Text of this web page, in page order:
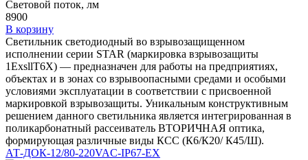
Световой поток, лм
8900
В корзину
Светильник светодиодный во взрывозащищенном
исполнении серии STAR (маркировка взрывозащиты
1ЕхsllT6X) — предназначен для работы на предприятиях,
объектах и в зонах со взрывоопасными средами и особыми
условиями эксплуатации в соответствии с присвоенной
маркировкой взрывозащиты. Уникальным конструктивным
решением данного светильника является интегрированная в
поликарбонатный рассеиватель ВТОРИЧНАЯ оптика,
формирующая различные виды КСС (К6/К20/ К45/Ш).
АТ-ДОК-12/80-220VAC-IP67-EX